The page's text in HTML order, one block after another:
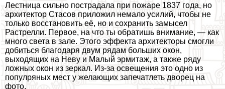
Лестница сильно пострадала при пожаре 1837 года, но
архитектор Стасов приложил немало усилий, чтобы не
только восстановить её, но и сохранить замысел
Растрелли. Первое, на что ты обратишь внимание, — как
много света в зале. Этого эффекта архитекторы смогли
добиться благодаря двум рядам больших окон,
выходящих на Неву и Малый эрмитаж, а также ряду
ложных окон из зеркал. Из-за освещения это одно из
популряных мест у желающих запечатлеть дворец на
фото.